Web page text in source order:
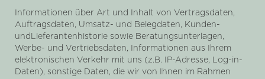
Informationen über Art und Inhalt von Vertragsdaten,
Auftragsdaten, Umsatz- und Belegdaten, Kunden-
undLieferantenhistorie sowie Beratungsunterlagen,
Werbe- und Vertriebsdaten, Informationen aus Ihrem
elektronischen Verkehr mit uns (z.B. IP-Adresse, Log-in-
Daten), sonstige Daten, die wir von Ihnen im Rahmen